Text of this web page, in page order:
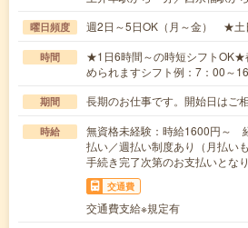
曜日頻度 週2日～5日OK（月～金） ★土
時間
★1日6時間～の時短シフトOK★
められますシフト例：7：00～
期間 長期のお仕事です。開始日は
時給
無資格未経験：時給1600円～
払い／週払い制度あり（月払い
手続き完了次第のお支払いとなり
交通費
交通費支給※規定有